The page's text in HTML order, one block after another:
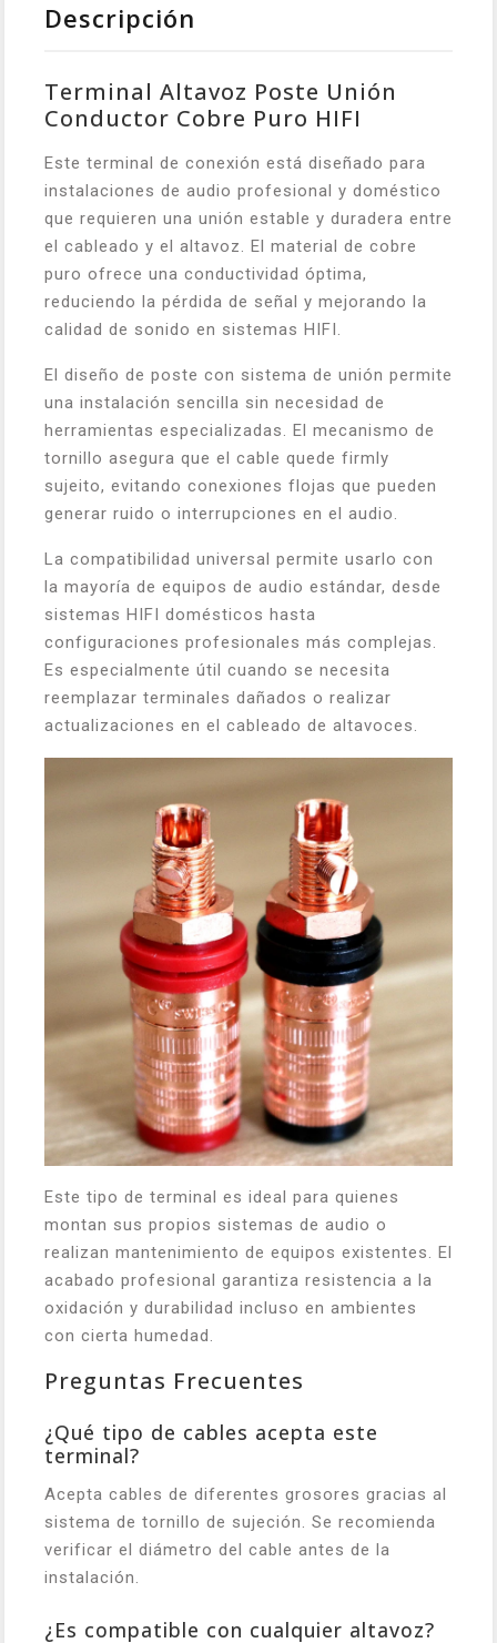
Descripción
Terminal Altavoz Poste Unión
Conductor Cobre Puro HIFI
Este terminal de conexión está diseñado para
instalaciones de audio profesional y doméstico
que requieren una unión estable y duradera entre
el cableado y el altavoz. El material de cobre
puro ofrece una conductividad óptima,
reduciendo la pérdida de señal y mejorando la
calidad de sonido en sistemas HIFI.
El diseño de poste con sistema de unión permite
una instalación sencilla sin necesidad de
herramientas especializadas. El mecanismo de
tornillo asegura que el cable quede firmly
sujeito, evitando conexiones flojas que pueden
generar ruido o interrupciones en el audio.
La compatibilidad universal permite usarlo con
la mayoría de equipos de audio estándar, desde
sistemas HIFI domésticos hasta
configuraciones profesionales más complejas.
Es especialmente útil cuando se necesita
reemplazar terminales dañados o realizar
actualizaciones en el cableado de altavoces.
Este tipo de terminal es ideal para quienes
montan sus propios sistemas de audio o
realizan mantenimiento de equipos existentes. El
acabado profesional garantiza resistencia a la
oxidación y durabilidad incluso en ambientes
con cierta humedad.
Preguntas Frecuentes
¿Qué tipo de cables acepta este
terminal?
Acepta cables de diferentes grosores gracias al
sistema de tornillo de sujeción. Se recomienda
verificar el diámetro del cable antes de la
instalación.
¿Es compatible con cualquier altavoz?